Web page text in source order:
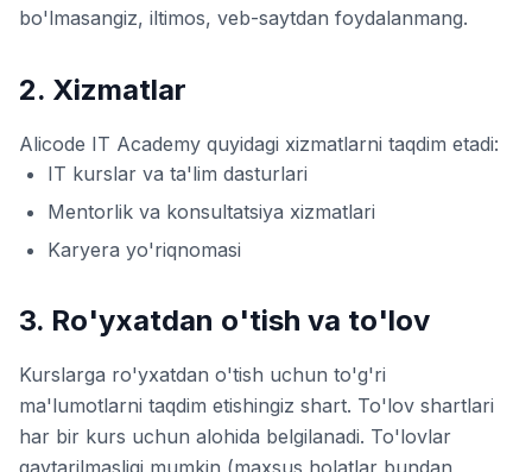
bo'lmasangiz, iltimos, veb-saytdan foydalanmang.
2. Xizmatlar
Alicode IT Academy quyidagi xizmatlarni taqdim etadi:
IT kurslar va ta'lim dasturlari
Mentorlik va konsultatsiya xizmatlari
Karyera yo'riqnomasi
3. Ro'yxatdan o'tish va to'lov
Kurslarga ro'yxatdan o'tish uchun to'g'ri
ma'lumotlarni taqdim etishingiz shart. To'lov shartlari
har bir kurs uchun alohida belgilanadi. To'lovlar
qaytarilmasligi mumkin (maxsus holatlar bundan